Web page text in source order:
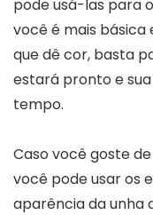
pode usá-las para
você é mais
que dê cor, basta
estará pronto e
tempo.
Caso você goste
você pode usar os
aparência da unha